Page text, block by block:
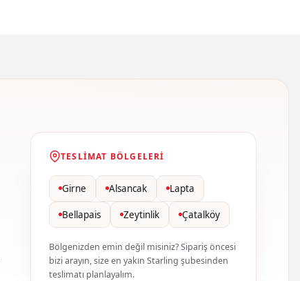
TESLIMAT BÖLGELERI
Girne Alsancak Lapta
Bellapais Zeytinlik Çatalköy
Bölgenizden emin değil misiniz? Sipariş öncesi
bizi arayın, size en yakın Starling şubesinden
teslimatı planlayalım.